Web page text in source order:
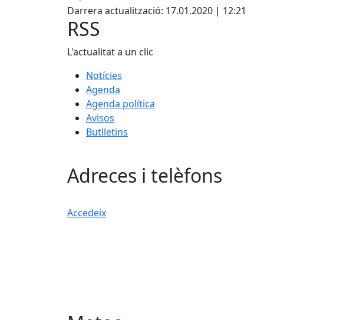
Darrera actualització: 17.01.2020 | 12:21
RSS
L'actualitat a un clic
Notícies
Agenda
Agenda política
Avisos
Butlletins
Adreces i telèfons
Accedeix